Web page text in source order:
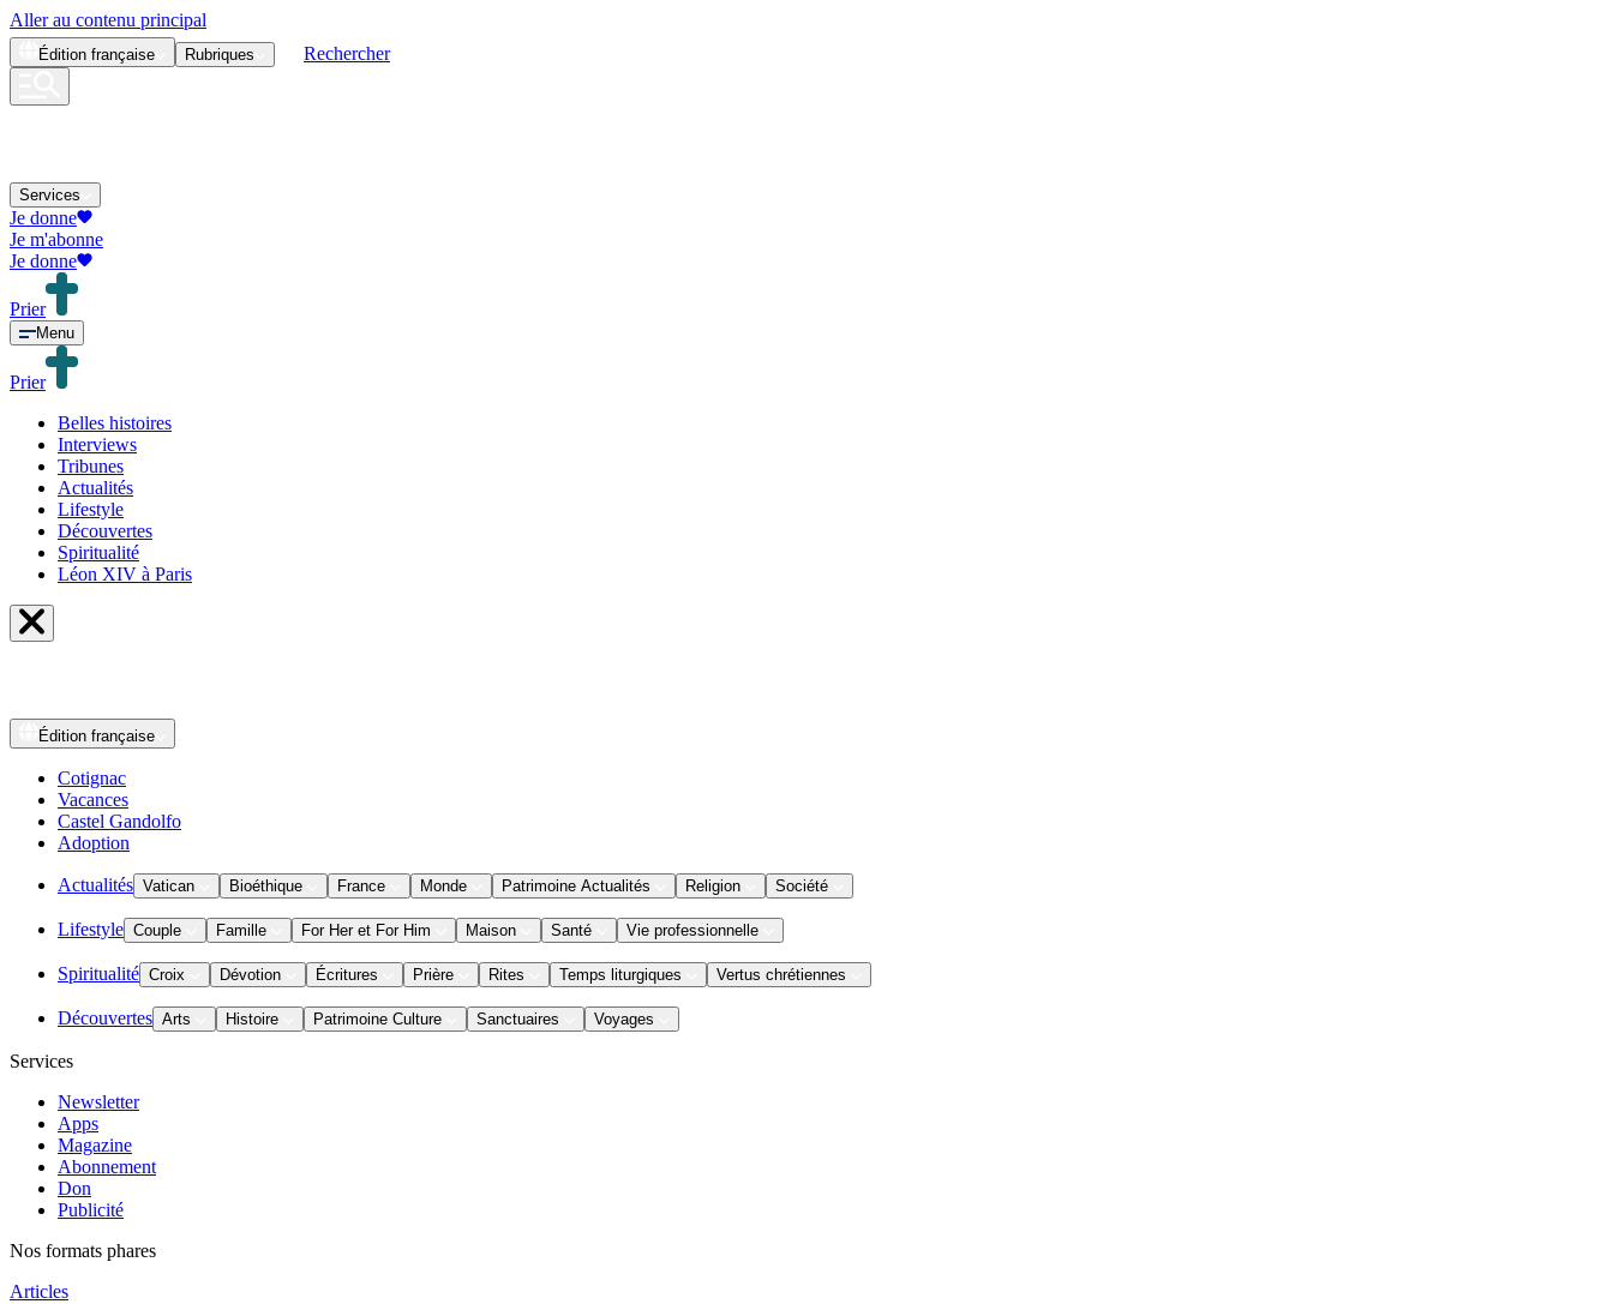
Aller au contenu principal
Édition française Rubriques Rechercher
Services
Je donne
Je m'abonne
Je donne
Prier
Menu
Prier
Belles histoires
Interviews
Tribunes
Actualités
Lifestyle
Découvertes
Spiritualité
Léon XIV à Paris
Édition française
Cotignac
Vacances
Castel Gandolfo
Adoption
Actualités Vatican Bioéthique France Monde Patrimoine Actualités Religion Société
Lifestyle Couple Famille For Her et For Him Maison Santé Vie professionnelle
Spiritualité Croix Dévotion Écritures Prière Rites Temps liturgiques Vertus chrétiennes
Découvertes Arts Histoire Patrimoine Culture Sanctuaires Voyages
Services
Newsletter
Apps
Magazine
Abonnement
Don
Publicité
Nos formats phares
Articles